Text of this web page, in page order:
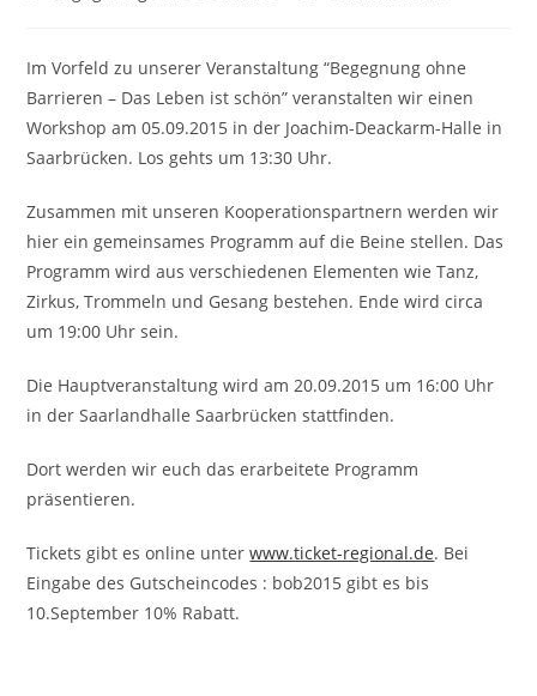
Im Vorfeld zu unserer Veranstaltung “Begegnung ohne
Barrieren – Das Leben ist schön” veranstalten wir einen
Workshop am 05.09.2015 in der Joachim-Deackarm-Halle in
Saarbrücken. Los gehts um 13:30 Uhr.
Zusammen mit unseren Kooperationspartnern werden wir
hier ein gemeinsames Programm auf die Beine stellen. Das
Programm wird aus verschiedenen Elementen wie Tanz,
Zirkus, Trommeln und Gesang bestehen. Ende wird circa
um 19:00 Uhr sein.
Die Hauptveranstaltung wird am 20.09.2015 um 16:00 Uhr
in der Saarlandhalle Saarbrücken stattfinden.
Dort werden wir euch das erarbeitete Programm
präsentieren.
Tickets gibt es online unterwww.ticket-regional.de. Bei
Eingabe des Gutscheincodes : bob2015 gibt es bis
10.September 10% Rabatt.